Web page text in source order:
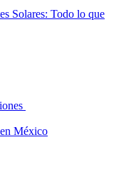
Solares: Todo lo que
México